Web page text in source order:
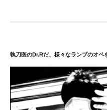
り
執刀医のDr.Rだ、様々なランプのオペ